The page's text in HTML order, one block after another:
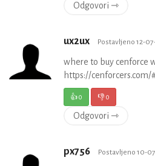
Odgovori ⇾
ux2ux Postavljeno 12-
where to buy cenforce
https://cenforcers.com/
👍0 👎0
Odgovori ⇾
px756 Postavljeno 10-